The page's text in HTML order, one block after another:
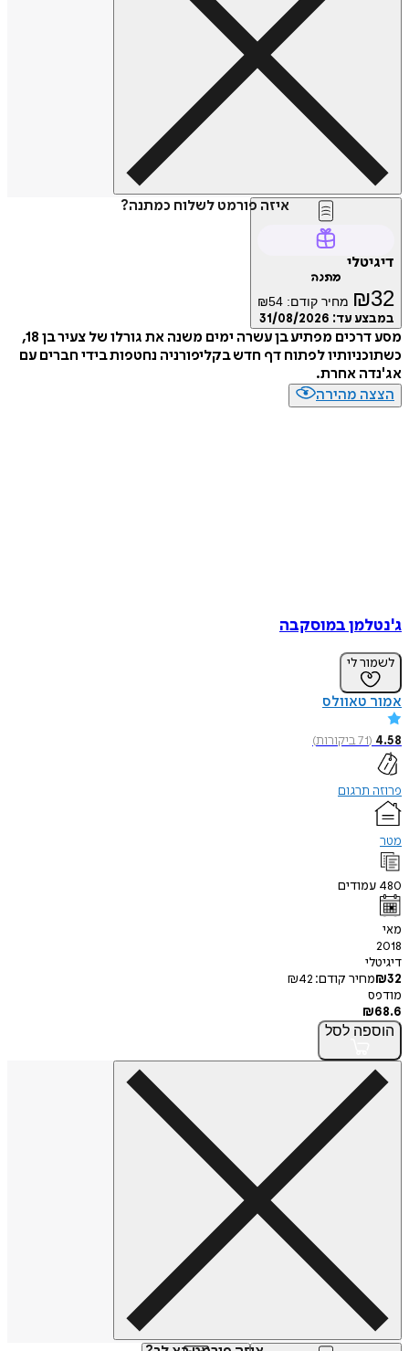
איזה פורמט לשלוח כמתנה?
דיגיטלי
מתנה
₪32 מחיר קודם: ₪54
במבצע עד: 31/08/2026
מסע דרכים מפתיע בן עשרה ימים משנה את גורלו של צעיר בן 18,
כשתוכניותיו לפתוח דף חדש בקליפורניה נחטפות בידי חברים עם
אג'נדה אחרת.
הצצה מהירה
ג'נטלמן במוסקבה
לשמור לי
אמור טאוולס
4.58
(
71ביקורות)
פרוזה תרגום
מטר
480 עמודים
מאי
2018
דיגיטלי
₪32 מחיר קודם: ₪42
מודפס
₪68.6
הוספה לסל